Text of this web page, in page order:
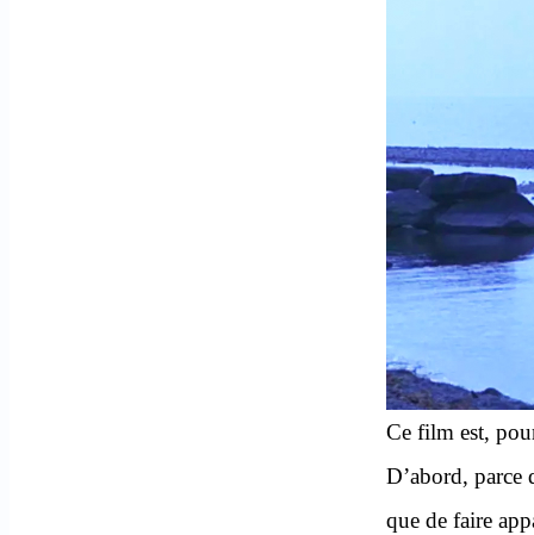
Ce film est,
D’abord,
que de faire